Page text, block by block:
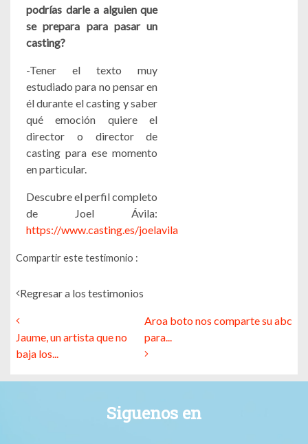
podrías darle a alguien que
se prepara para pasar un
casting?
-Tener el texto muy
estudiado para no pensar en
él durante el casting y saber
qué emoción quiere el
director o director de
casting para ese momento
en particular.
Descubre el perfil completo
de Joel Ávila:
https://www.casting.es/joelavila
Compartir este testimonio :
Regresar a los testimonios
Jaume, un artista que no
baja los...
Aroa boto nos comparte su abc
para...
Siguenos en